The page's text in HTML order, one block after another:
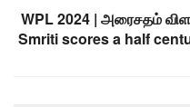
WPL 2024 | அரைசதம்
Smriti scores a half